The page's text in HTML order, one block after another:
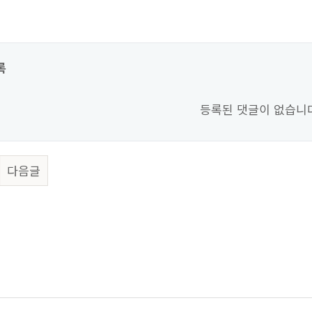
등록된 댓글이 없습니
다음글